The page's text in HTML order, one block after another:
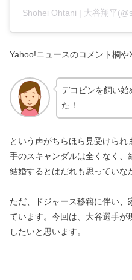
Shohei Ohtani | 大谷翔平
Yahoo!ニュースのコメント欄や
デコピンを飼い始
た！
という声がちらほら見受けら
手のスキャンダルは全くなく
結婚するとはだれも思っていな
ただ、ドジャース移籍に伴い、
ています。今回は、大谷選手
したいと思います。